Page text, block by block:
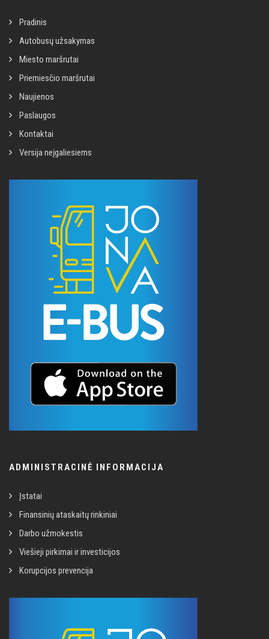
Pradinis
Autobusų užsakymas
Miesto maršrutai
Priemiesčio maršrutai
Naujienos
Paslaugos
Kontaktai
Versija neįgaliesiems
ADMINISTRACINĖ INFORMACIJA
Įstatai
Finansinių ataskaitų rinkiniai
Darbo užmokestis
Viešieji pirkimai ir investicijos
Korupcijos prevencija